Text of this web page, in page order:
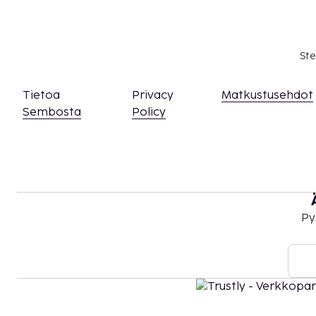
Tietoa
Sembosta
Privacy
Policy
Matkustusehdot